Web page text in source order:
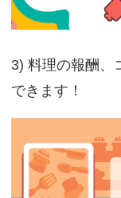
3) 料理の報酬、
できます！